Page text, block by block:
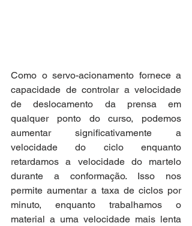
Como o servo-acionamento fornece a
capacidade de controlar a velocidade
de deslocamento da prensa em
qualquer ponto do curso, podemos
aumentar significativamente a
velocidade do ciclo enquanto
retardamos a velocidade do martelo
durante a conformação. Isso nos
permite aumentar a taxa de ciclos por
minuto, enquanto trabalhamos o
material a uma velocidade mais lenta